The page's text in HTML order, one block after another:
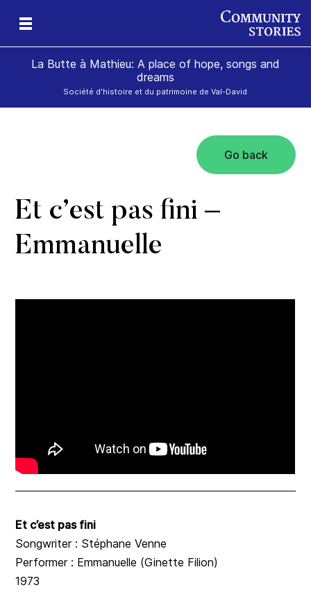
La Butte à Mathieu: A place of hope, songs and
dreams
Société d'histoire et du patrimoine de Val-David
Go back
Et c’est pas fini –
Emmanuelle
Et c’est pas fini
Songwriter : Stéphane Venne
Performer : Emmanuelle (Ginette Filion)
1973